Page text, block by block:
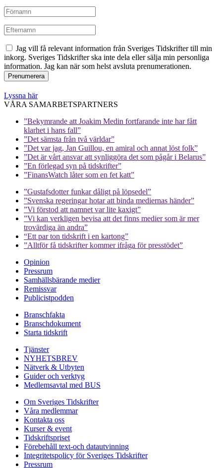
Jag vill få relevant information från Sveriges Tidskrifter till min
inkorg. Sveriges Tidskrifter ska inte dela eller sälja min personliga
information. Jag kan när som helst avsluta prenumerationen.
Lyssna här
VÅRA SAMARBETSPARTNERS
”Bekymrande att Joakim Medin fortfarande inte har fått
klarhet i hans fall”
”Det sämsta från två världar”
”Det var jag, Jan Guillou, en amiral och annat löst folk”
”Det är vårt ansvar att synliggöra det som pågår i Belarus”
”En förlegad syn på tidskrifter”
”FinansWatch låter som en fet katt”
”Gustafsdotter funkar dåligt på löpsedel”
”Svenska regeringar hotar att binda mediernas händer”
”Vi förstod att namnet var lite kaxigt”
”Vi kan verkligen bevisa att det finns medier som är mer
trovärdiga än andra”
“Ett par ton tidskrift i en kartong”
”Alltför få tidskrifter kommer ifråga för presstödet”
Opinion
Pressrum
Samhällsbärande medier
Remissvar
Publicistpodden
Branschfakta
Branschdokument
Starta tidskrift
Tjänster
NYHETSBREV
Nätverk & Utbyten
Guider och verktyg
Medlemsavtal med BUS
Om Sveriges Tidskrifter
Våra medlemmar
Kontakta oss
Kurser & event
Tidskriftspriset
Förebehåll text-och datautvinning
Integritetspolicy för Sveriges Tidskrifter
Pressrum